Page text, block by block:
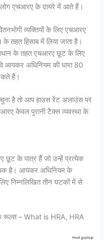
लोग एचआरए के दायरे में आते हैं।
व्यक्तियों के लिए एचआरए
तहत हिसाब में लिया जाता है।
के तहत एचआरए छूट के लिए
आयकर अधिनियम की धारा 80
हैं।
है तो आप हाउस रेंट अलाउंस पर
केवल पुरानी टैक्स व्यवस्था के
छूट के पात्र हैं जो उन्हें प्रत्येक
है। आयकर अधिनियम के
निम्नलिखित तीन घटकों में से
– What is HRA, HRA